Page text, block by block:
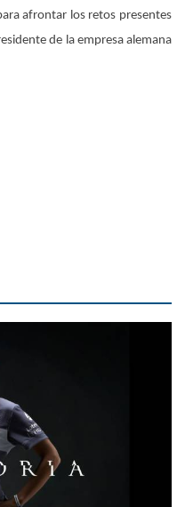
afrontar los retos presentes
de la empresa alemana